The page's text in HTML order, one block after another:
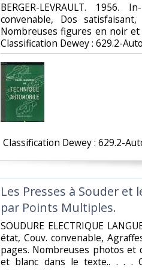
‎BERGER-LEVRAULT.
convenable, Dos
Nombreuses figures en noir
Classification Dewey : 629.2-
Classification Dewey : 629.2-
‎Les Presses à Souder et
par Points Multiples.‎
‎SOUDURE ELECTRIQUE
état, Couv. convenable,
pages. Nombreuses photos
et blanc dans le texte.. . . .